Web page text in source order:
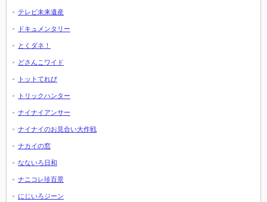
テレビ未来遺産
ドキュメンタリー
とくダネ！
どさんこワイド
トットてれび
トリックハンター
ナイナイアンサー
ナイナイのお見合い大作戦
ナカイの窓
なないろ日和
ナニコレ珍百景
にじいろジーン